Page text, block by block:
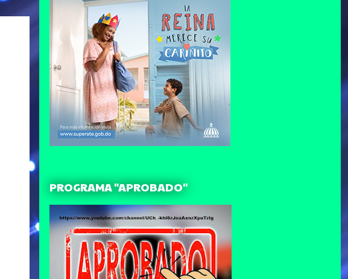
PROGRAMA "APROBADO"